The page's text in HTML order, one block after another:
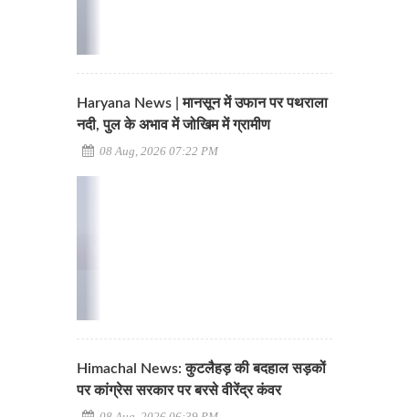
Haryana News | मानसून में उफान पर पथराला
नदी, पुल के अभाव में जोखिम में ग्रामीण
08 Aug, 2026 07:22 PM
Himachal News: कुटलैहड़ की बदहाल सड़कों
पर कांग्रेस सरकार पर बरसे वीरेंद्र कंवर